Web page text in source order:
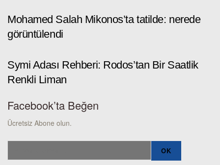
Mohamed Salah Mikonos’ta tatilde: nerede
görüntülendi
Symi Adası Rehberi: Rodos’tan Bir Saatlik
Renkli Liman
Facebook’ta Beğen
Ücretsiz Abone olun.